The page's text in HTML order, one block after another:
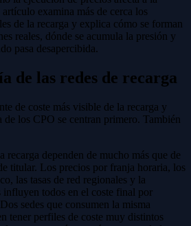
examina más de cerca los
de la recarga y explica cómo se forman
reales, dónde se acumula la presión y
pasa desapercibida.
de las redes de recarga
de coste más visible de la recarga y
de los CPO se centran primero. También
recarga dependen de mucho más que de
titular. Los precios por franja horaria, los
las tasas de red regionales y la
influyen todos en el coste final por
sedes que consumen la misma
tener perfiles de coste muy distintos